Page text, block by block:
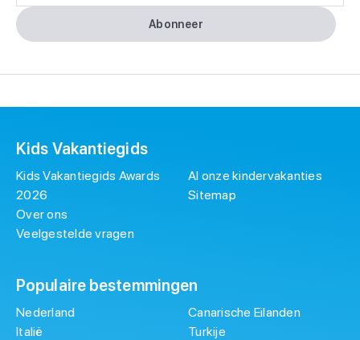
Abonneer
Kids Vakantiegids
Kids Vakantiegids Awards
2026
Over ons
Veelgestelde vragen
Al onze kindervakanties
Sitemap
Populaire bestemmingen
Nederland
Italië
Canarische Eilanden
Turkije